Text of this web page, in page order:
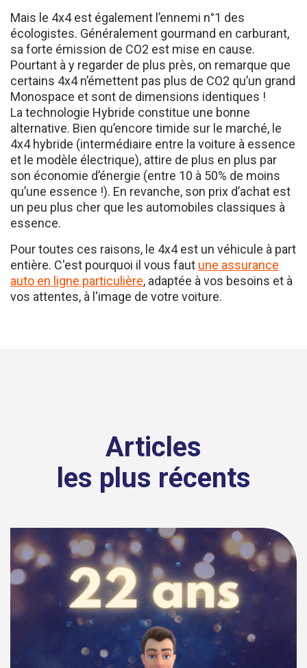
Mais le 4x4 est également l’ennemi n°1 des
écologistes. Généralement gourmand en carburant,
sa forte émission de CO2 est mise en cause.
Pourtant à y regarder de plus près, on remarque que
certains 4x4 n’émettent pas plus de CO2 qu’un grand
Monospace et sont de dimensions identiques !
La technologie Hybride constitue une bonne
alternative. Bien qu’encore timide sur le marché, le
4x4 hybride (intermédiaire entre la voiture à essence
et le modèle électrique), attire de plus en plus par
son économie d’énergie (entre 10 à 50% de moins
qu’une essence !). En revanche, son prix d’achat est
un peu plus cher que les automobiles classiques à
essence.
Pour toutes ces raisons, le 4x4 est un véhicule à part
entière. C'est pourquoi il vous faut une assurance
auto en ligne particulière, adaptée à vos besoins et à
vos attentes, à l'image de votre voiture.
Articles
les plus récents